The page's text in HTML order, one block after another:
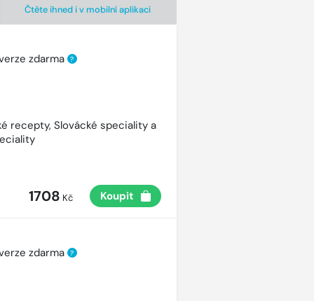
Čtěte ihned i v mobilní aplikaci
zdarma ?
recepty, Slovácké speciality a
1708 Kč Koupit
zdarma ?